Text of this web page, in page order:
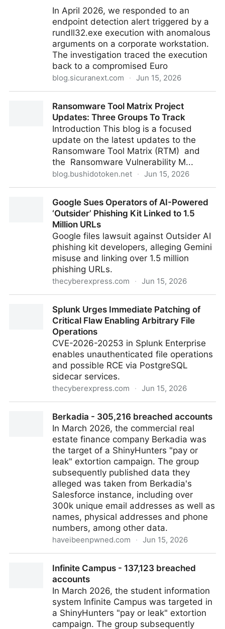
In April 2026, we responded to an
endpoint detection alert triggered by a
rundll32.exe execution with anomalous
arguments on a corporate workstation.
The investigation traced the execution
back to a compromised Euro
blog.sicuranext.com · Jun 15, 2026
EtherHiding → GULoader Intrusion
Ransomware Tool Matrix Project
Updates: Three Groups To Track
Introduction This blog is a focused
update on the latest updates to the
Ransomware Tool Matrix (RTM) and
the Ransomware Vulnerability M...
blog.bushidotoken.net · Jun 15, 2026
Groups To TrackGoogle Sues Operators of AI-Powered
‘Outsider’ Phishing Kit Linked to 1.5
Million URLs
Google files lawsuit against Outsider AI
phishing kit developers, alleging Gemini
misuse and linking over 1.5 million
phishing URLs.
thecyberexpress.com · Jun 15, 2026
Phishing Kit Linked to 1.5 Million URLs
Splunk Urges Immediate Patching of
Critical Flaw Enabling Arbitrary File
Operations
CVE-2026-20253 in Splunk Enterprise
enables unauthenticated file operations
and possible RCE via PostgreSQL
sidecar services.
thecyberexpress.com · Jun 15, 2026
Enabling Arbitrary File Operations
Berkadia - 305,216 breached accounts
In March 2026, the commercial real
estate finance company Berkadia was
the target of a ShinyHunters "pay or
leak" extortion campaign. The group
subsequently published data they
alleged was taken from Berkadia's
Salesforce instance, including over
300k unique email addresses as well as
names, physical addresses and phone
numbers, among other data.
haveibeenpwned.com · Jun 15, 2026
Infinite Campus - 137,123 breached
accounts
In March 2026, the student information
system Infinite Campus was targeted in
a ShinyHunters "pay or leak" extortion
campaign. The group subsequently